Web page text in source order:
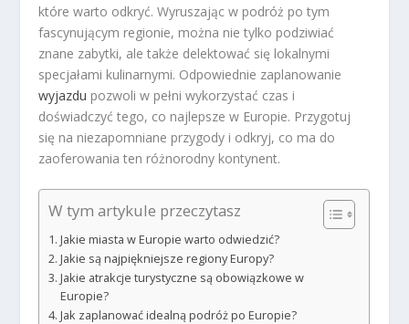
które warto odkryć. Wyruszając w podróż po tym
fascynującym regionie, można nie tylko podziwiać
znane zabytki, ale także delektować się lokalnymi
specjałami kulinarnymi. Odpowiednie zaplanowanie
wyjazdu pozwoli w pełni wykorzystać czas i
doświadczyć tego, co najlepsze w Europie. Przygotuj
się na niezapomniane przygody i odkryj, co ma do
zaoferowania ten różnorodny kontynent.
W tym artykule przeczytasz
Jakie miasta w Europie warto odwiedzić?
Jakie są najpiękniejsze regiony Europy?
Jakie atrakcje turystyczne są obowiązkowe w
Europie?
Jak zaplanować idealną podróż po Europie?